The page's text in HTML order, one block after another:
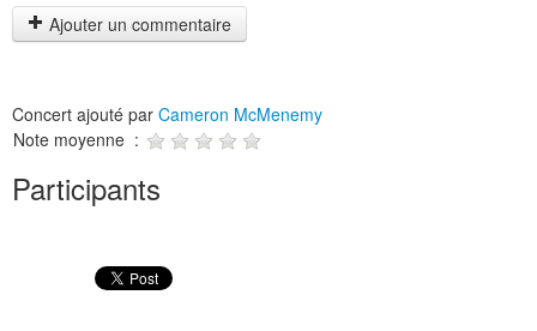
Ajouter un commentaire
Concert ajouté par Cameron McMenemy
Note moyenne :
Participants